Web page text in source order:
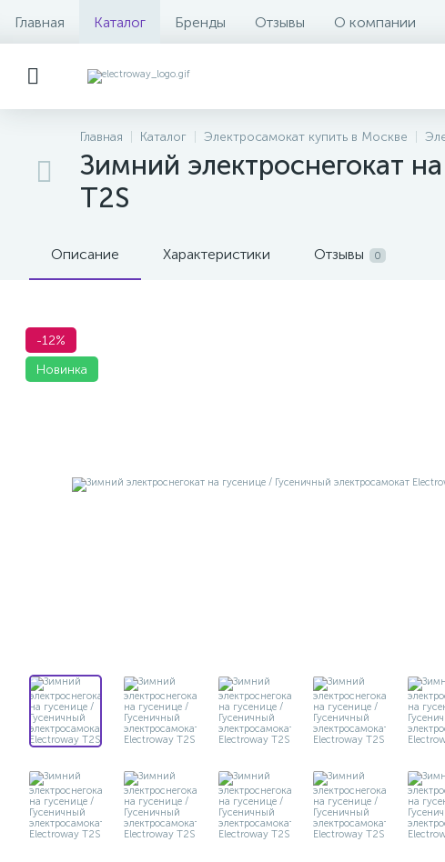
Главная Каталог Бренды Отзывы О компании
Главная Каталог Электросамокат купить в Москве
Зимний электроснегокат
T2S
Описание Характеристики Отзывы 0
-12%
Новинка